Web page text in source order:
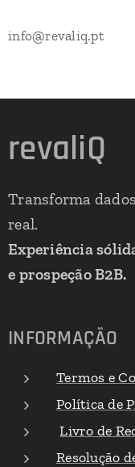
info@revaliq.pt
revaliQ
Transforma
real.
Experiência
e prospeção B2B.
INFORMAÇÃO
Termos e
Política de
Livro de
Resolução